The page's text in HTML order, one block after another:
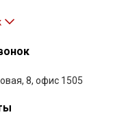
8, офис 1505